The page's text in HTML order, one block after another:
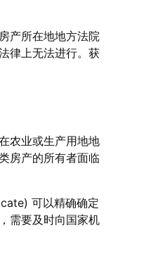
产所在地地方法院
律上无法进行。获
农业或生产用地地
房产的所有者面临
可以精确确定
需要及时向国家机